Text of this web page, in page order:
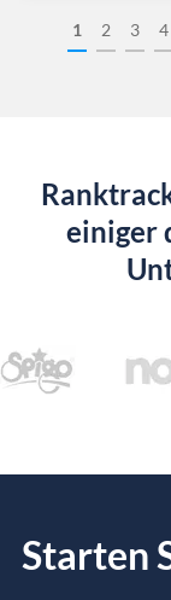
1 2 3 4
einiger
Starten